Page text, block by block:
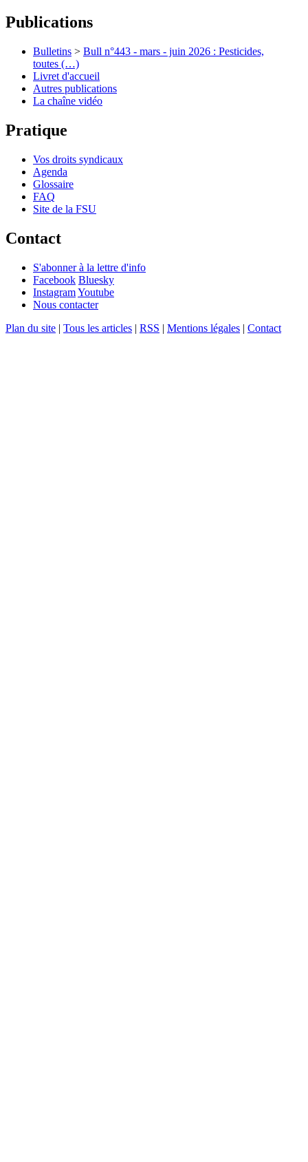
Publications
Bulletins > Bull n°443 - mars - juin 2026 : Pesticides,
toutes (…)
Livret d'accueil
Autres publications
La chaîne vidéo
Pratique
Vos droits syndicaux
Agenda
Glossaire
FAQ
Site de la FSU
Contact
S'abonner à la lettre d'info
Facebook Bluesky
InstagramYoutube
Nous contacter
Plan du site | Tous les articles | RSS | Mentions légales | Contact